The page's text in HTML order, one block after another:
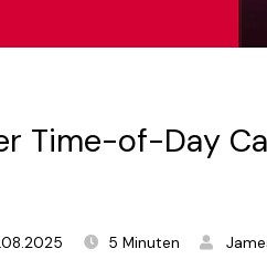
Time-of-Day
5 Minuten